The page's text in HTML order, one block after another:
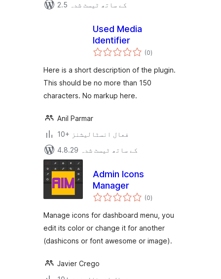
2.5 کے ساتھ ٹیسٹ شدہ
Used Media
Identifier
(0مجموعی
درجہ
)
Here is a short description of the plugin.
This should be no more than 150
characters. No markup here.
Anil Parmar
10+ فعال انسٹالیشنز
4.8.29 کے ساتھ ٹیسٹ شدہ
Admin Icons
Manager
(0مجموعی
درجہ
)
Manage icons for dashboard menu, you
edit its color or change it for another
(dashicons or font awesome or image).
Javier Crego